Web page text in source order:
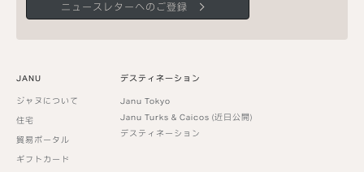
ニュースレターへのご登録
JANU
ジャヌについて
住宅
貿易ポータル
ギフトカード
デスティネーション
Janu Tokyo
Janu Turks & Caicos (近日公開)
デスティネーション